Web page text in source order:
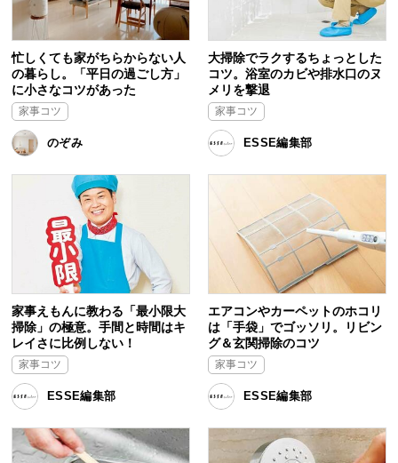
忙しくても家がちらからない人
の暮らし。「平日の過ごし方」
に小さなコツがあった
家事コツ
のぞみ
大掃除でラクするちょっとした
コツ。浴室のカビや排水口のヌ
メリを撃退
家事コツ
ESSE編集部
家事えもんに教わる「最小限大
掃除」の極意。手間と時間はキ
レイさに比例しない！
家事コツ
ESSE編集部
エアコンやカーペットのホコリ
は「手袋」でゴッソリ。リビン
グ＆玄関掃除のコツ
家事コツ
ESSE編集部